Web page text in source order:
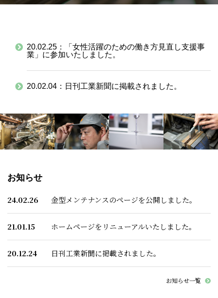
20.02.25：
「女性活躍のための働き方見直し支援事
業」に参加いたしました。
20.02.04： 日刊工業新聞に掲載されました。
お知らせ
24.02.26 金型メンテナンスのページを公開しました。
21.01.15 ホームページをリニューアルいたしました。
20.12.24 日刊工業新聞に掲載されました。
お知らせ一覧